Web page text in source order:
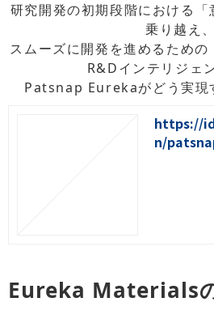
研究開発の初期段階における
乗り越え、
スムーズに開発を進めるための
R&Dインテリジェ
Patsnap Eurekaがどう実現
https://
n/
Eureka Materials